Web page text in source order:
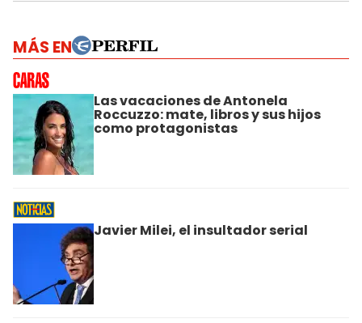
MÁS EN
Las vacaciones de Antonela
Roccuzzo: mate, libros y sus hijos
como protagonistas
Javier Milei, el insultador serial